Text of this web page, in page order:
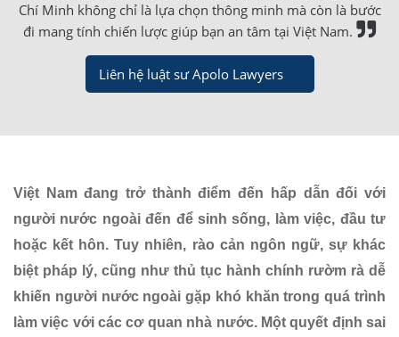
Chí Minh không chỉ là lựa chọn thông minh mà còn là bước
đi mang tính chiến lược giúp bạn an tâm tại Việt Nam.
Liên hệ luật sư Apolo Lawyers
Việt Nam đang trở thành điểm đến hấp dẫn đối với
người nước ngoài đến để sinh sống, làm việc, đầu tư
hoặc kết hôn. Tuy nhiên, rào cản ngôn ngữ, sự khác
biệt pháp lý, cũng như thủ tục hành chính rườm rà dễ
khiến người nước ngoài gặp khó khăn trong quá trình
làm việc với các cơ quan nhà nước. Một quyết định sai